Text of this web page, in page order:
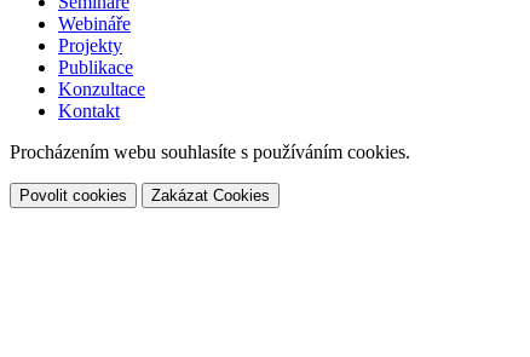
Webináře
Projekty
Publikace
Konzultace
Kontakt
Procházením webu souhlasíte s používáním cookies.
Povolit cookies Zakázat Cookies